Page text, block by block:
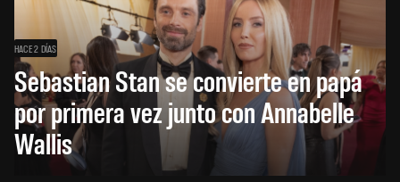
HACE 2 DÍAS
Sebastian Stan se convierte en papá
por primera vez junto con Annabelle
Wallis